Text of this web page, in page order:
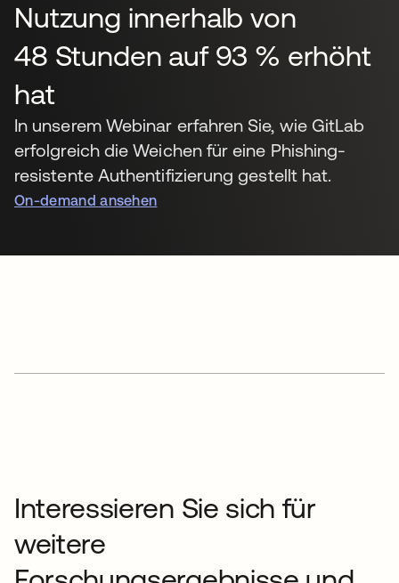
Nutzung innerhalb von
48 Stunden auf 93 % erhöht
hat
In unserem Webinar erfahren Sie, wie GitLab
erfolgreich die Weichen für eine Phishing-
resistente Authentifizierung gestellt hat.
On-demand ansehen
Interessieren Sie sich für
weitere